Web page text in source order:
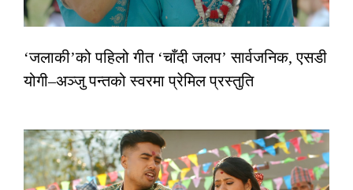
‘जलाकी’को पहिलो गीत ‘चाँदी जलप’ सार्वजनिक, एसडी
योगी–अञ्जु पन्तको स्वरमा प्रेमिल प्रस्तुति